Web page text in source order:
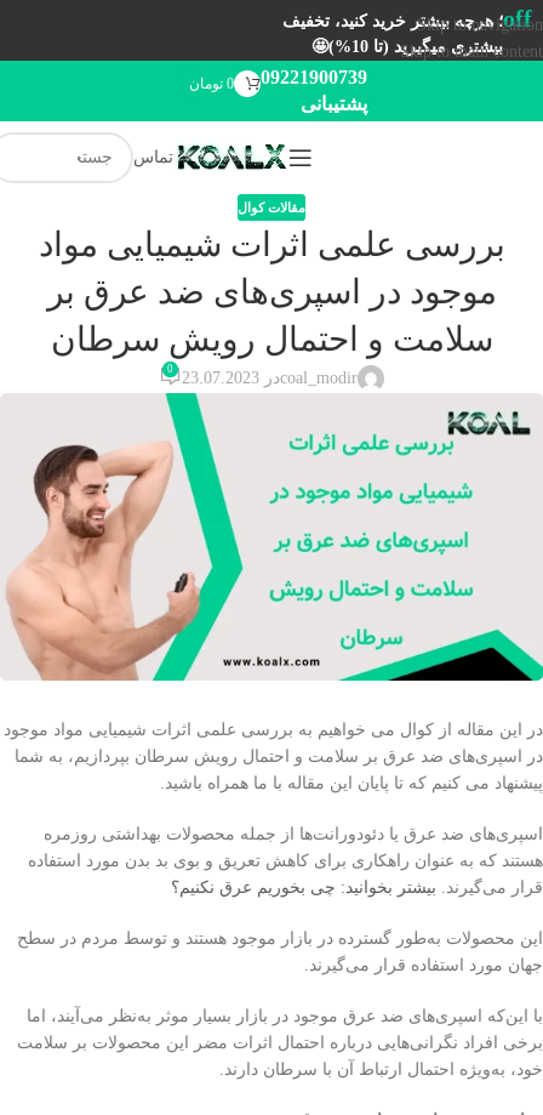
Skip to navigation
Skip to main content
off؛ هرچه بیشتر خرید کنید، تخفیف
بیشتری میگیرید (تا 10%)🤩
09221900739
پشتیبانی
0 تومان
تماس
مقالات کوال
بررسی علمی اثرات شیمیایی مواد
موجود در اسپری‌های ضد عرق بر
سلامت و احتمال رویش سرطان
coal_modirدر 23.07.2023 0
در این مقاله از کوال می خواهیم به بررسی علمی اثرات شیمیایی مواد موجود
در اسپری‌های ضد عرق بر سلامت و احتمال رویش سرطان بپردازیم، به شما
پیشنهاد می کنیم که تا پایان این مقاله با ما همراه باشید.
اسپری‌های ضد عرق یا دئودورانت‌ها از جمله محصولات بهداشتی روزمره
هستند که به عنوان راهکاری برای کاهش تعریق و بوی بد بدن مورد استفاده
قرار می‌گیرند. بیشتر بخوانید: چی بخوریم عرق نکنیم؟
این محصولات به‌طور گسترده در بازار موجود هستند و توسط مردم در سطح
جهان مورد استفاده قرار می‌گیرند.
با این‌که اسپری‌های ضد عرق موجود در بازار بسیار موثر به‌نظر می‌آیند، اما
برخی افراد نگرانی‌هایی درباره احتمال اثرات مضر این محصولات بر سلامت
خود، به‌ویژه احتمال ارتباط آن با سرطان دارند.